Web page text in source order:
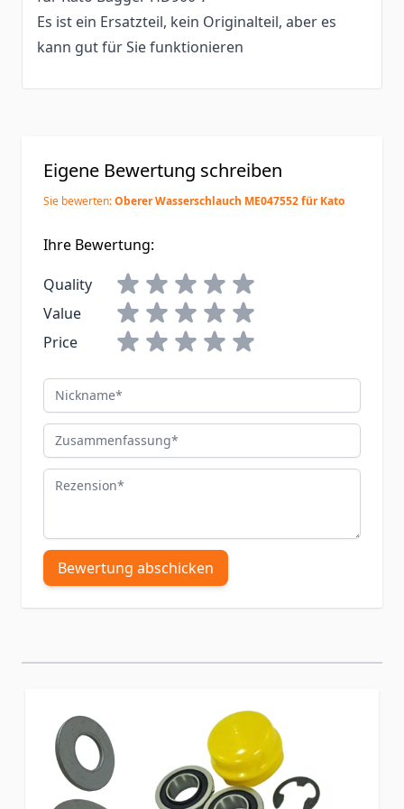
Es ist ein Ersatzteil, kein Originalteil, aber es
kann gut für Sie funktionieren
Eigene Bewertung schreiben
Sie bewerten:Oberer Wasserschlauch ME047552 für Kato
Ihre Bewertung:
Quality
Value
Price
Nickname
Zusammenfassung
Rezension
Bewertung abschicken